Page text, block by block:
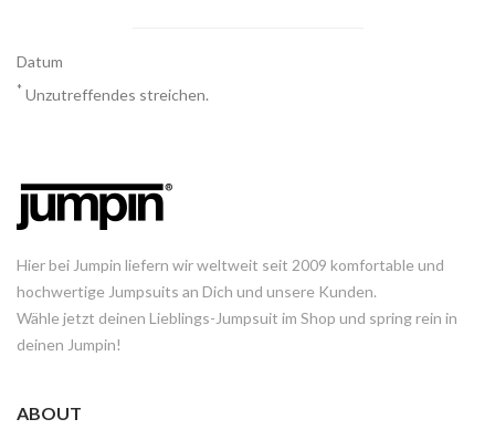
Datum
* Unzutreffendes streichen.
Hier bei Jumpin liefern wir weltweit seit 2009 komfortable und
hochwertige Jumpsuits an Dich und unsere Kunden.
Wähle jetzt deinen Lieblings-Jumpsuit im Shop und spring rein in
deinen Jumpin!
ABOUT